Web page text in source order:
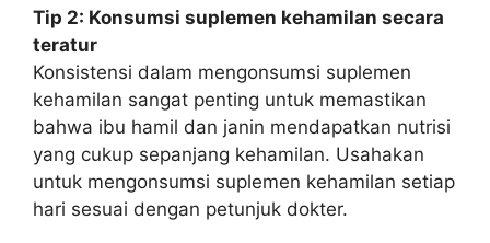
Tip 2: Konsumsi suplemen kehamilan secara
teratur
Konsistensi dalam mengonsumsi suplemen
kehamilan sangat penting untuk memastikan
bahwa ibu hamil dan janin mendapatkan nutrisi
yang cukup sepanjang kehamilan. Usahakan
untuk mengonsumsi suplemen kehamilan setiap
hari sesuai dengan petunjuk dokter.